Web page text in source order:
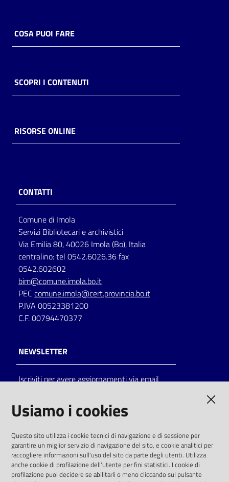
COSA PUOI FARE
SCOPRI I CONTENUTI
RISORSE ONLINE
CONTATTI
Comune di Imola
Servizi Bibliotecari e archivistici
Via Emilia 80, 40026 Imola (Bo), Italia
centralino: tel 0542.6026.36 fax
0542.602602
bim@comune.imola.bo.it
PEC comune.imola@cert.provincia.bo.it
P.IVA 00523381200
C.F. 00794470377
NEWSLETTER
Iscriviti per avere aggiornamenti via email
solo alle condizioni previste dalla direttiva
comunitaria 2003/98/CE e dal d.lgs. 36/2006
SOCIAL
Usiamo i cookies
Questo sito utilizza i cookie tecnici di navigazione e di sessione per
garantire un miglior servizio di navigazione del sito, e cookie analitici per
raccogliere informazioni sull'uso del sito da parte degli utenti. Utilizza
anche cookie di profilazione dell'utente per fini statistici. I cookie di
profilazione puoi decidere se abilitarli o meno cliccando sul pulsante